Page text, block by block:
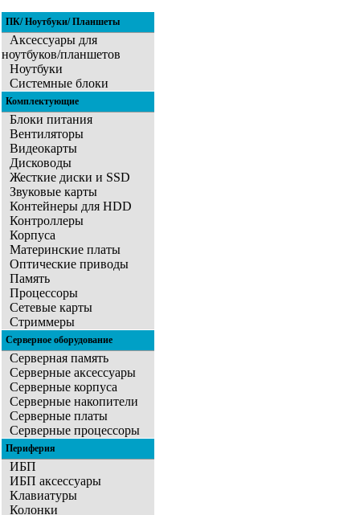
ПК/ Ноутбуки/ Планшеты
Аксессуары для
ноутбуков/планшетов
Ноутбуки
Системные блоки
Комплектующие
Блоки питания
Вентиляторы
Видеокарты
Дисководы
Жесткие диски и SSD
Звуковые карты
Контейнеры для HDD
Контроллеры
Корпуса
Материнские платы
Оптические приводы
Память
Процессоры
Сетевые карты
Стриммеры
Серверное оборудование
Серверная память
Серверные аксессуары
Серверные корпуса
Серверные накопители
Серверные платы
Серверные процессоры
Периферия
ИБП
ИБП аксессуары
Клавиатуры
Колонки